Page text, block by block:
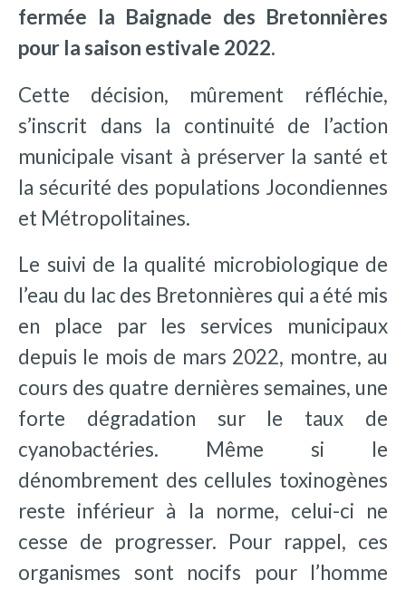
fermée la Baignade des Bretonnières
pour la saison estivale 2022.
Cette décision, mûrement réfléchie,
s’inscrit dans la continuité de l’action
municipale visant à préserver la santé et
la sécurité des populations Jocondiennes
et Métropolitaines.
Le suivi de la qualité microbiologique de
l’eau du lac des Bretonnières qui a été mis
en place par les services municipaux
depuis le mois de mars 2022, montre, au
cours des quatre dernières semaines, une
forte dégradation sur le taux de
cyanobactéries. Même si le
dénombrement des cellules toxinogènes
reste inférieur à la norme, celui-ci ne
cesse de progresser. Pour rappel, ces
organismes sont nocifs pour l’homme